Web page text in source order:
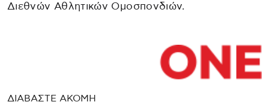
Διεθνών Αθλητικών Ομοσπονδιών.
ΔΙΑΒΑΣΤΕ ΑΚΟΜΗ